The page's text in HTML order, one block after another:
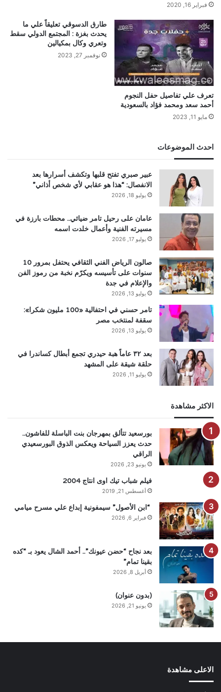
فبراير 16, 2020
تعرف علي تفاصيل حفل النجوم
أحمد سعد ومحمد فؤاد بالسعودية
مايو 11, 2023
طارق الدسوقي تعليقاً علي ما
يحدث بغزة : المجتمع الدولي سقط
وتعري وكال بمكيالين
نوفمبر 27, 2023
احدث الموضوعات
عبير صبري تفتح قلبها وتكشف أسرارها بعد
الانفصال: “هذا هو عقابي لأي شخص أذاني”
يوليو 18, 2026
عامان على رحيل تامر ضيائي.. محطات بارزة في
مسيرته الفنية وأعمال خلدت اسمه
يوليو 17, 2026
صالون الرياض الفني الثقافي يحتفل بمرور 10
سنوات على تأسيسه ويكرّم نخبة من رموز الفن
والإعلام في جدة
يوليو 13, 2026
تامر حسني في احتفالية «100 مليون شكرا»:
سقفة لمنتخب مصر
يوليو 13, 2026
بعد ٣٢ عاماً هبة حيدري تجمع أبطال كساندرا في
حلقة شيقة على المشهد
يوليو 11, 2026
الاكثر مشاهدة
بورسعيد تتألق بمهرجان بنت الباسلة للفاشون..
حدث يعزز السياحة ويعكس الذوق البورسعيدي
الراقي
يونيو 23, 2026
فيلم شباب تيك اوى انتاج 2004
أغسطس 21, 2019
“ابن الأصول” سيمفونية إبداع علي مسرح ميامي
فبراير 6, 2026
بعد نجاح “حضن عيونك”.. أحمد الشال يعود بـ “كده
بقينا تمام”
أبريل 8, 2026
(بدون عنوان)
يونيو 21, 2026
الاعلى مشاهدة